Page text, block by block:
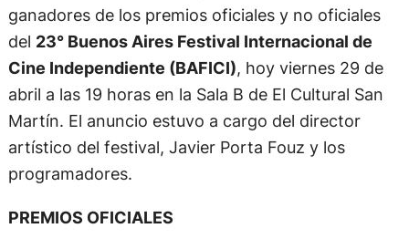
ganadores de los premios oficiales y no oficiales
del 23° Buenos Aires Festival Internacional de
Cine Independiente (BAFICI), hoy viernes 29 de
abril a las 19 horas en la Sala B de El Cultural San
Martín. El anuncio estuvo a cargo del director
artístico del festival, Javier Porta Fouz y los
programadores.
PREMIOS OFICIALES